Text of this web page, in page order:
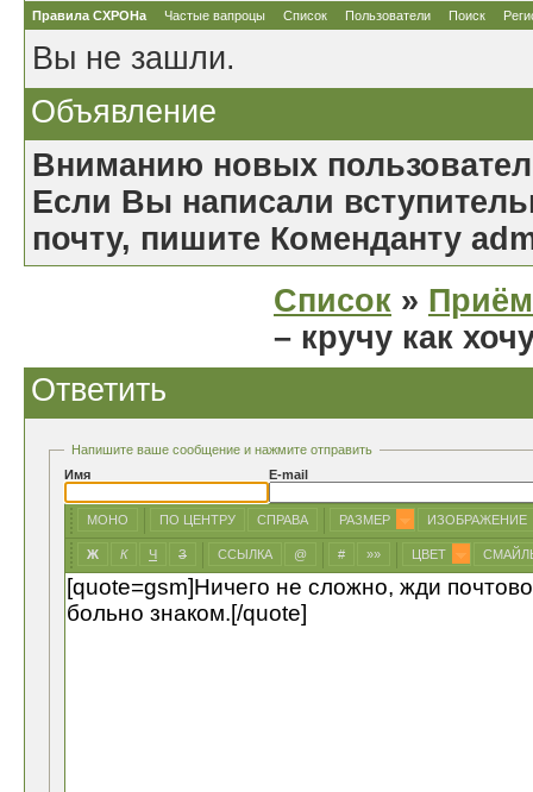
Правила СХРОНа Частые вапроцы Список Пользователи Поиск
Вы не зашли.
Объявление
Вниманию новых
Если Вы написали
почту, пишите Коменданту
Список »
– кручу как
Ответить
Напишите ваше сообщение и нажмите отправить
Имя
E-mail
МОНО ПО ЦЕНТРУ СПРАВА РАЗМЕР ИЗОБРАЖЕНИЕ
Ж К Ч З ССЫЛКА @ # »» ЦВЕТ